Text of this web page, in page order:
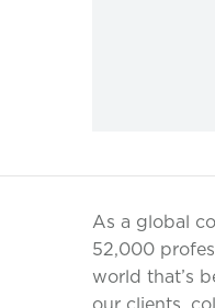
As a global
52,000
world that’s
our clients,